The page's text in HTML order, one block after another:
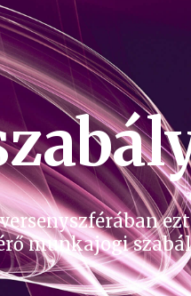
munkajogi